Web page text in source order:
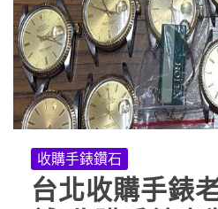
收購手錶鑽石
台北收購手錶